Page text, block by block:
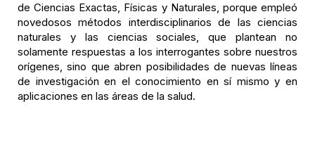
de Ciencias Exactas, Físicas y Naturales, porque empleó
novedosos métodos interdisciplinarios de las ciencias
naturales y las ciencias sociales, que plantean no
solamente respuestas a los interrogantes sobre nuestros
orígenes, sino que abren posibilidades de nuevas líneas
de investigación en el conocimiento en sí mismo y en
aplicaciones en las áreas de la salud.